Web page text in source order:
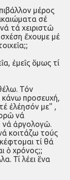
μέρος
σέ
τά χειριστῶ
ἔχουμε μέ
ἐμεῖς ὅμως τί
Τόν
κάνω προσευχή,
ἐλέησόν με" ,
νά
νά ἀργολογῶ.
κοιτάζω τούς
τί θά
ὁ χρόνος;;
Τί λέει ἕνα